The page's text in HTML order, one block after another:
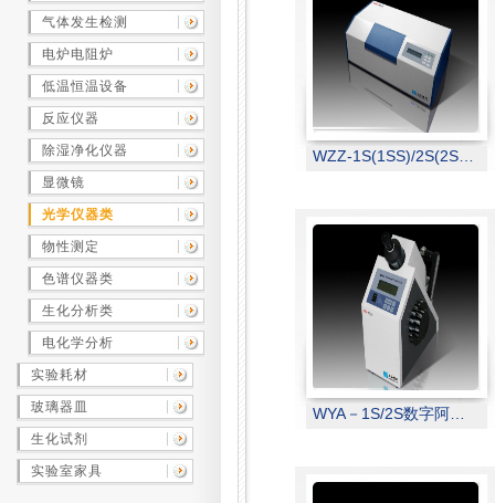
气体发生检测
电炉电阻炉
低温恒温设备
反应仪器
除湿净化仪器
显微镜
光学仪器类
物性测定
色谱仪器类
生化分析类
电化学分析
实验耗材
玻璃器皿
生化试剂
实验室家具